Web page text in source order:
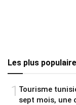
Les plus
1 Tourisme
sept mois, une